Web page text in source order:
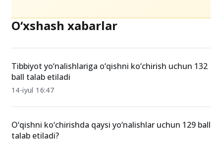
O‘xshash xabarlar
Tibbiyot yo‘nalishlariga o‘qishni ko‘chirish uchun 132
ball talab etiladi
14-iyul 16:47
O‘qishni ko‘chirishda qaysi yo‘nalishlar uchun 129 ball
talab etiladi?